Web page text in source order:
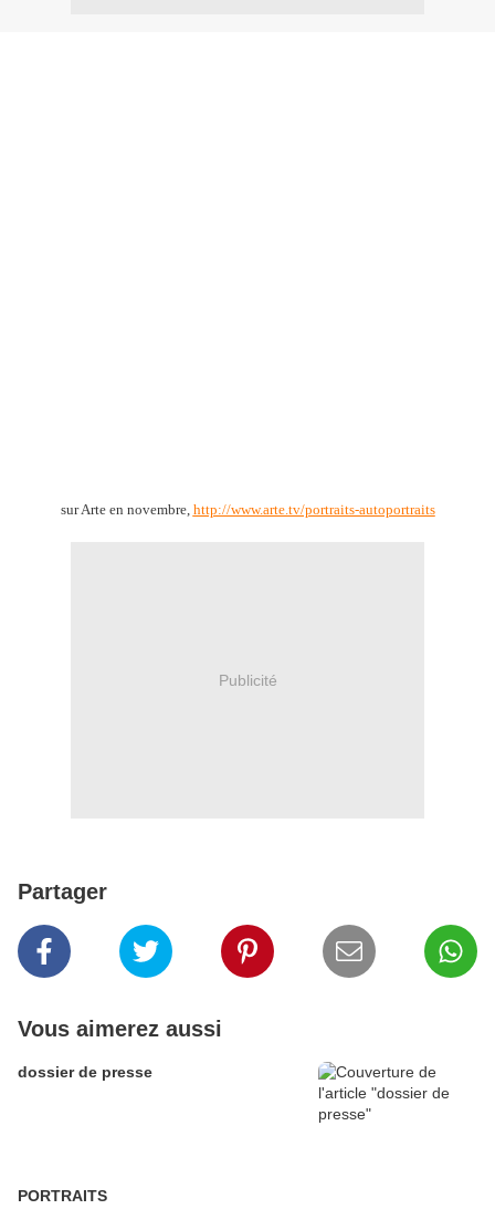
sur Arte en novembre, http://www.arte.tv/portraits-autoportraits
Publicité
Partager
Vous aimerez aussi
dossier de presse
PORTRAITS